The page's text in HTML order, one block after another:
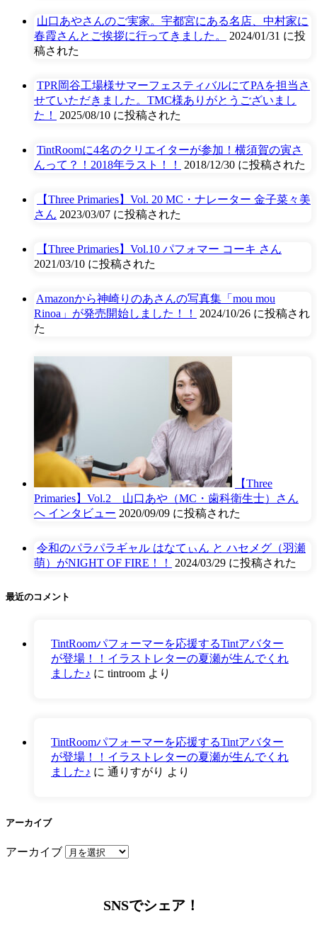
山口あやさんのご実家。宇都宮にある名店、中村家に
春霞さんとご挨拶に行ってきました。
2024/01/31 に投
稿された
TPR岡谷工場様サマーフェスティバルにてPAを担当さ
せていただきました。TMC様ありがとうございまし
た！
2025/08/10 に投稿された
TintRoomに4名のクリエイターが参加！横須賀の寅さ
んって？！2018年ラスト！！
2018/12/30 に投稿された
【Three Primaries】Vol. 20 MC・ナレーター 金子菜々美
さん 2023/03/07 に投稿された
【Three Primaries】Vol.10 パフォマー コーキ さん
2021/03/10 に投稿された
Amazonから神崎りのあさんの写真集「mou mou
Rinoa」が発売開始しました！！
2024/10/26 に投稿され
た
【Three
Primaries】Vol.2 山口あや（MC・歯科衛生士）さん
へ インタビュー 2020/09/09 に投稿された
令和のパラパラギャル はなてぃん と ハセメグ（羽瀬
萌）がNIGHT OF FIRE！！
2024/03/29 に投稿された
最近のコメント
TintRoomパフォーマーを応援するTintアバター
が登場！！イラストレターの夏瀬が生んでくれ
ました♪ に tintroom より
TintRoomパフォーマーを応援するTintアバター
が登場！！イラストレターの夏瀬が生んでくれ
ました♪ に 通りすがり より
アーカイブ
アーカイブ
SNSでシェア！